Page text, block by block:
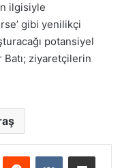
ilgisiyle
gibi yenilikçi
potansiyel
ziyaretçilerin
Reddit VKontakteE-Posta ile paylaş